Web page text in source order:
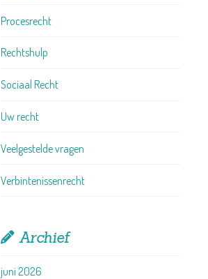
Procesrecht
Rechtshulp
Sociaal Recht
Uw recht
Veelgestelde vragen
Verbintenissenrecht
Archief
juni 2026